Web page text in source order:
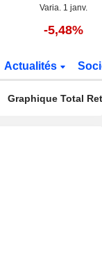
Varia. 1 janv.
-5,48%
Actualités
Graphique Total